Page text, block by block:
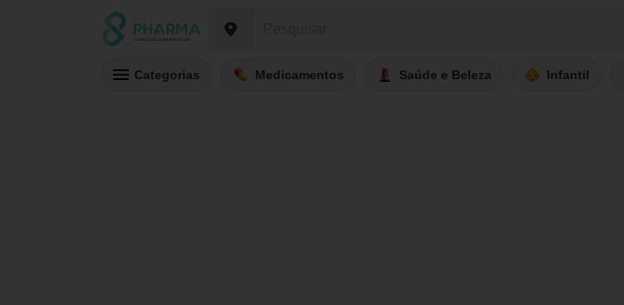
Categorias Medicamentos Saúde e Beleza Infantil